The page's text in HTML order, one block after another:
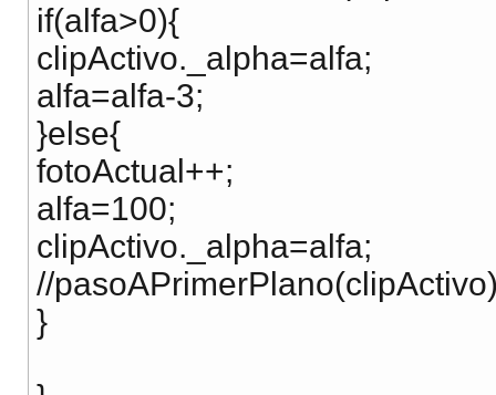
if(alfa>0){
clipActivo._alpha=alfa;
alfa=alfa-3;
}else{
fotoActual++;
alfa=100;
clipActivo._alpha=alfa;
//
}